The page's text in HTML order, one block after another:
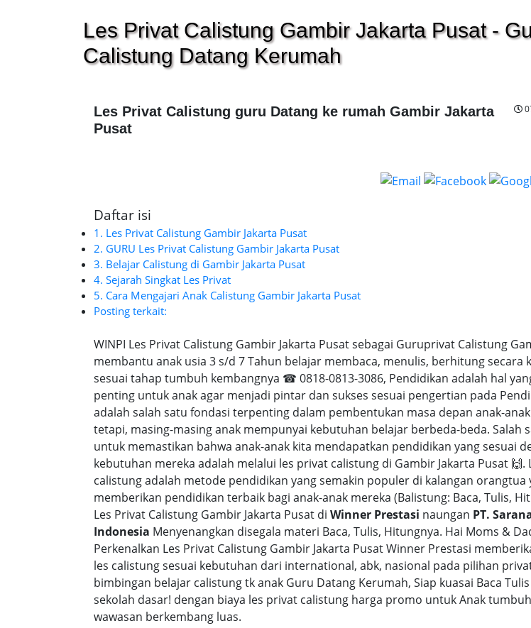
Les Privat Calistung Gambir Jakarta Pusat -
Calistung Datang Kerumah
Les Privat Calistung guru Datang ke rumah Gambir Jakarta
Pusat
Daftar isi
1. Les Privat Calistung Gambir Jakarta Pusat
2. GURU Les Privat Calistung Gambir Jakarta Pusat
3. Belajar Calistung di Gambir Jakarta Pusat
4. Sejarah Singkat Les Privat
5. Cara Mengajari Anak Calistung Gambir Jakarta Pusat
Posting terkait:
WINPI Les Privat Calistung Gambir Jakarta Pusat sebagai Guruprivat Calistung
membantu anak usia 3 s/d 7 Tahun belajar membaca, menulis, berhitung secara
sesuai tahap tumbuh kembangnya ☎ 0818-0813-3086, Pendidikan adalah hal
penting untuk anak agar menjadi pintar dan sukses sesuai pengertian pada
adalah salah satu fondasi terpenting dalam pembentukan masa depan anak-
tetapi, masing-masing anak mempunyai kebutuhan belajar berbeda-beda. Salah
untuk memastikan bahwa anak-anak kita mendapatkan pendidikan yang sesuai
kebutuhan mereka adalah melalui les privat calistung di Gambir Jakarta Pusat 🙌.
calistung adalah metode pendidikan yang semakin populer di kalangan orangtua
memberikan pendidikan terbaik bagi anak-anak mereka (Balistung: Baca, Tulis,
Les Privat Calistung Gambir Jakarta Pusat di Winner Prestasi naungan PT.
Indonesia Menyenangkan disegala materi Baca, Tulis, Hitungnya. Hai Moms &
Perkenalkan Les Privat Calistung Gambir Jakarta Pusat Winner Prestasi
les calistung sesuai kebutuhan dari international, abk, nasional pada pilihan
bimbingan belajar calistung tk anak Guru Datang Kerumah, Siap kuasai Baca
sekolah dasar! dengan biaya les privat calistung harga promo untuk Anak
wawasan berkembang luas.